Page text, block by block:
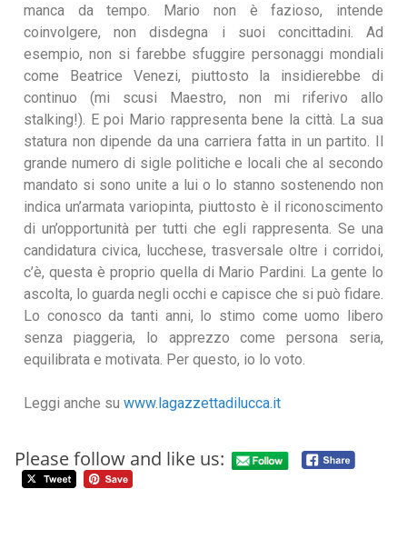
manca da tempo. Mario non è fazioso, intende
coinvolgere, non disdegna i suoi concittadini. Ad
esempio, non si farebbe sfuggire personaggi mondiali
come Beatrice Venezi, piuttosto la insidierebbe di
continuo (mi scusi Maestro, non mi riferivo allo
stalking!). E poi Mario rappresenta bene la città. La sua
statura non dipende da una carriera fatta in un partito. Il
grande numero di sigle politiche e locali che al secondo
mandato si sono unite a lui o lo stanno sostenendo non
indica un’armata variopinta, piuttosto è il riconoscimento
di un’opportunità per tutti che egli rappresenta. Se una
candidatura civica, lucchese, trasversale oltre i corridoi,
c’è, questa è proprio quella di Mario Pardini. La gente lo
ascolta, lo guarda negli occhi e capisce che si può fidare.
Lo conosco da tanti anni, lo stimo come uomo libero
senza piaggeria, lo apprezzo come persona seria,
equilibrata e motivata. Per questo, io lo voto.
Leggi anche su www.lagazzettadilucca.it
Please follow and like us: